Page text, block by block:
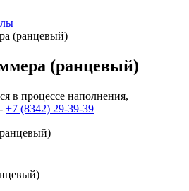
(ранцевый)
(ранцевый)
в процессе наполнения,
+7 (8342) 29-39-39